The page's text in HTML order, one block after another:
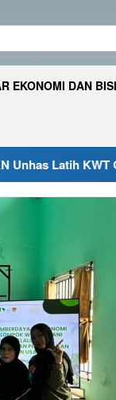
EKONOMI DAN
Gembae